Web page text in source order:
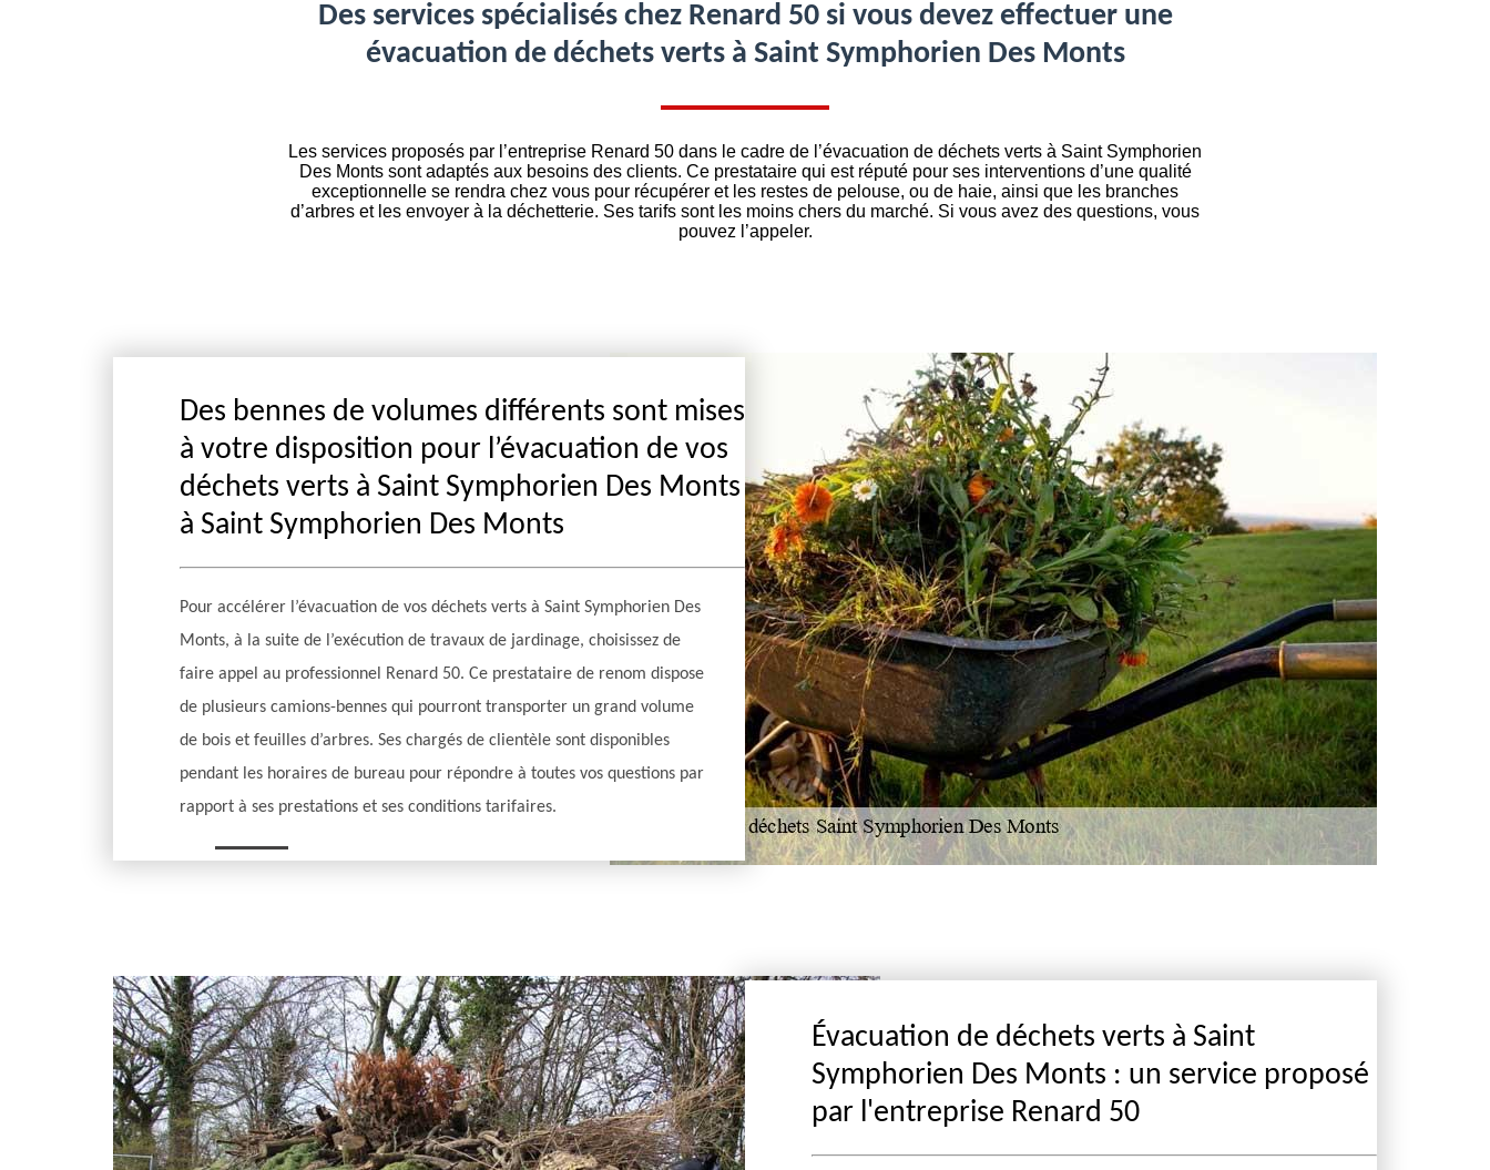
Des services spécialisés chez Renard 50 si vous devez effectuer une
évacuation de déchets verts à Saint Symphorien Des Monts
Les services proposés par l’entreprise Renard 50 dans le cadre de l’évacuation de déchets verts à Saint Symphorien
Des Monts sont adaptés aux besoins des clients. Ce prestataire qui est réputé pour ses interventions d’une qualité
exceptionnelle se rendra chez vous pour récupérer et les restes de pelouse, ou de haie, ainsi que les branches
d’arbres et les envoyer à la déchetterie. Ses tarifs sont les moins chers du marché. Si vous avez des questions, vous
pouvez l’appeler.
Des bennes de volumes différents sont mises
à votre disposition pour l’évacuation de vos
déchets verts à Saint Symphorien Des Monts
à Saint Symphorien Des Monts
Pour accélérer l’évacuation de vos déchets verts à Saint Symphorien Des
Monts, à la suite de l’exécution de travaux de jardinage, choisissez de
faire appel au professionnel Renard 50. Ce prestataire de renom dispose
de plusieurs camions-bennes qui pourront transporter un grand volume
de bois et feuilles d’arbres. Ses chargés de clientèle sont disponibles
pendant les horaires de bureau pour répondre à toutes vos questions par
rapport à ses prestations et ses conditions tarifaires.
Évacuation de déchets verts à Saint
Symphorien Des Monts : un service proposé
par l'entreprise Renard 50